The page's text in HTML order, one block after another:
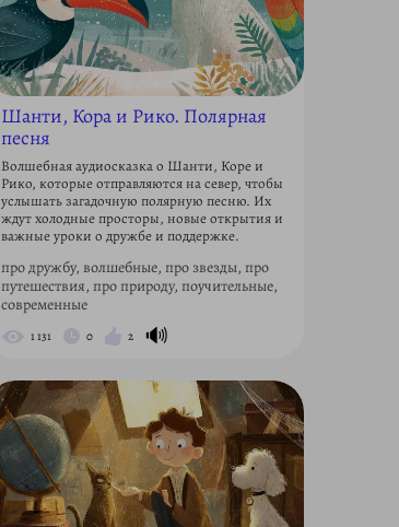
Шанти, Кора и Рико. Полярная
песня
Волшебная аудиосказка о Шанти, Коре и
Рико, которые отправляются на север, чтобы
услышать загадочную полярную песню. Их
ждут холодные просторы, новые открытия и
важные уроки о дружбе и поддержке.
про дружбу, волшебные, про звезды, про
путешествия, про природу, поучительные,
современные
1 131 0 2 🔊